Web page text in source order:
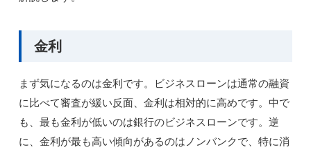
金利
まず気になるのは金利です。ビジネスローンは通常の融資
に比べて審査が緩い反面、金利は相対的に高めです。中で
も、最も金利が低いのは銀行のビジネスローンです。逆
に、金利が最も高い傾向があるのはノンバンクで、特に消